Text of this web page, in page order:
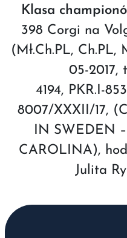
Klasa
398 Corgi na
(Mł.Ch.PL, Ch.PL,
05-2017,
4194, PKR.I-
8007/XXXII/17,
IN SWEDEN
CAROLINA),
Julita